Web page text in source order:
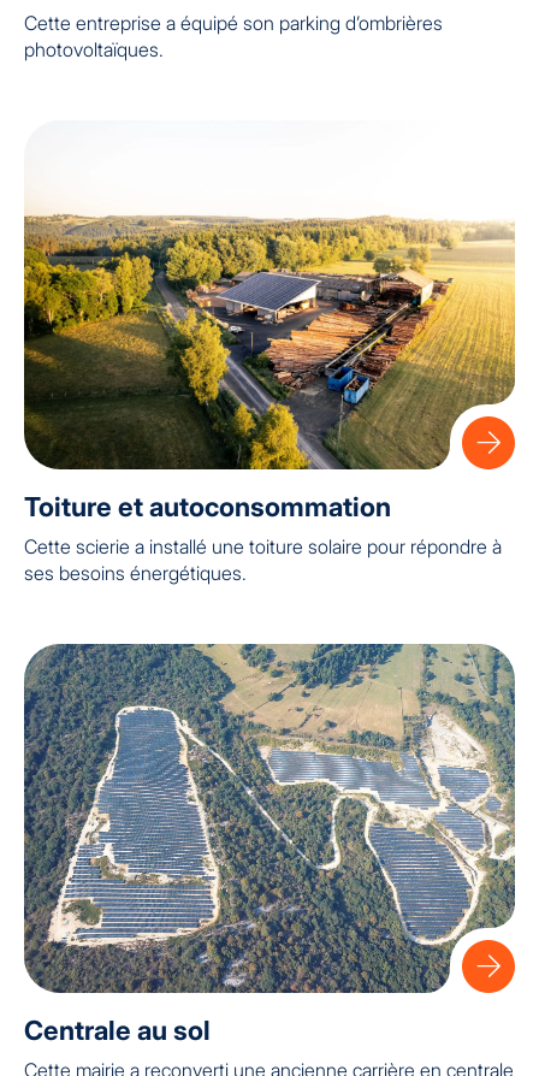
Cette entreprise a équipé son parking d’ombrières
photovoltaïques.
Toiture et autoconsommation
Cette scierie a installé une toiture solaire pour répondre à
ses besoins énergétiques.
Centrale au sol
Cette mairie a reconverti une ancienne carrière en centrale